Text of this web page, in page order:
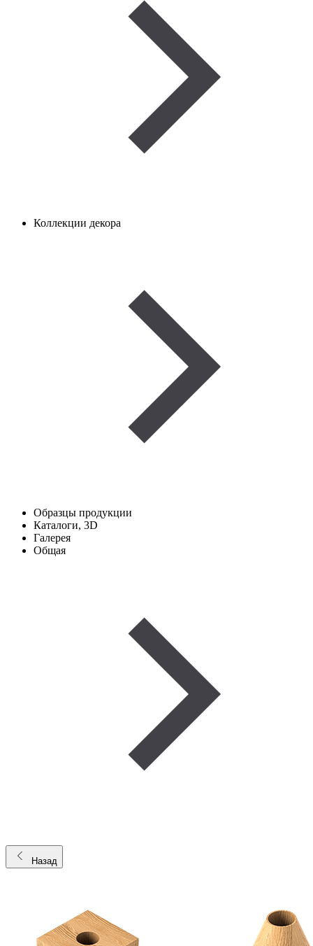
Коллекции декора
Образцы продукции
Каталоги, 3D
Галерея
Общая
Назад